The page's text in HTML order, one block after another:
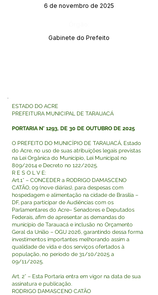
6 de novembro de 2025
Gabinete do Prefeito
ESTADO DO ACRE
PREFEITURA MUNICIPAL DE TARAUACÁ
PORTARIA N° 1293, DE 30 DE OUTUBRO DE 2025
O PREFEITO DO MUNICÍPIO DE TARAUACÁ, Estado
do Acre, no uso de suas atribuições legais previstas
na Lei Orgânica do Município, Lei Municipal no
809/2014 e Decreto no 122/2025.
R E S O L V E:
Art.1° – CONCEDER a RODRIGO DAMASCENO
CATÃO, 09 (nove diárias), para despesas com
hospedagem e alimentação na cidade de Brasília –
DF, para participar de Audiências com os
Parlamentares do Acre– Senadores e Deputados
Federais, afim de apresentar as demandas do
município de Tarauacá e inclusão no Orçamento
Geral da União – OGU 2026, garantindo dessa forma
investimentos importantes melhorando assim a
qualidade de vida e dos serviços ofertados à
população, no período de 31/10/2025 a
09/11/2025.
Art. 2° – Esta Portaria entra em vigor na data de sua
assinatura e publicação.
RODRIGO DAMASCENO CATÃO